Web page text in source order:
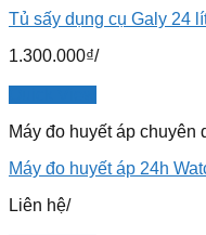
Tủ sấy dụng cụ Galy 24
1.300.000₫/
Máy đo huyết áp chuyên
Máy đo huyết áp 24h
Liên hệ/